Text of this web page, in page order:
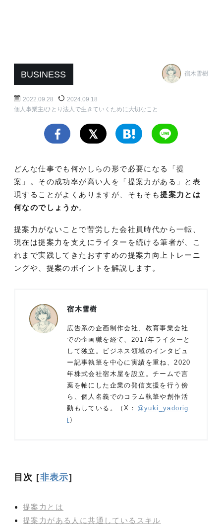
BUSINESS 宿木雪樹
2022.09.28
2024.09.18
個人事業主/ひとり法人で生きていくために大切なこと
どんな仕事でも何かしらの形で必要になる「提
案」。その成功率が高い人を「提案力がある」と表
現することがよくありますが、そもそも提案力とは
何なのでしょうか。
提案力がないことで苦労した会社員時代から一転、
現在は提案力を支えにライターを続ける筆者が、こ
れまで実践してきたおすすめの提案力向上トレーニ
ングや、提案のポイントを解説します。
宿木雪樹
広告系の企画制作会社、教育事業会社
での企画職を経て、2017年ライターと
して独立。ビジネス領域のインタビュ
ー記事執筆を中心に実績を重ね、2020
年株式会社宿木屋を設立。チームで言
葉を軸にした企業の発信支援を行う傍
ら、個人名義でのコラム執筆や創作活
動もしている。（X： @yuki_yadorig
i ）
目次 [非表示]
提案力とは
提案力がある人に共通しているスキル